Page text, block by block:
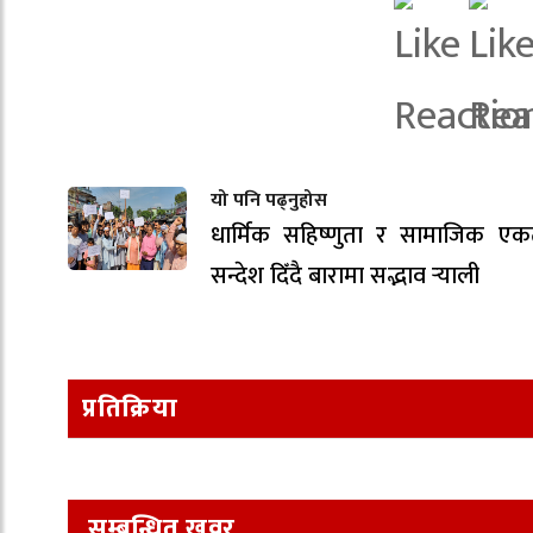
यो पनि पढ्नुहोस
धार्मिक सहिष्णुता र सामाजिक
सन्देश दिँदै बारामा सद्भाव र्‍याली
प्रतिक्रिया